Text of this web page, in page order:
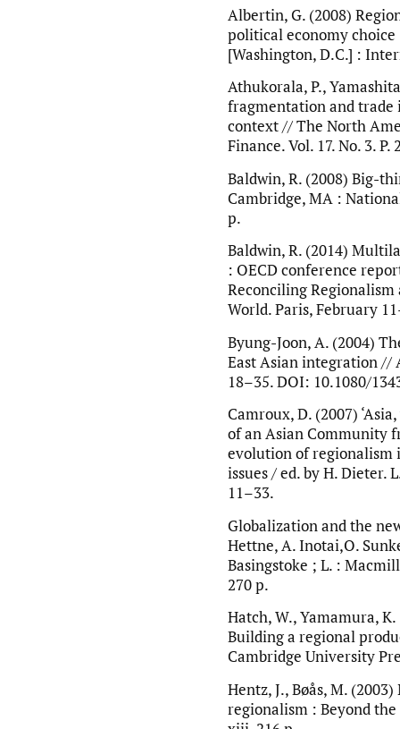
Albertin, G. (2008)
political economy choice
[Washington, D.C.] :
Athukorala, P.,
fragmentation and trade
context // The North
Finance. Vol. 17. No. 3. P.
Baldwin, R. (2008) Big-
Cambridge, MA :
p.
Baldwin, R. (2014)
: OECD conference
Reconciling
World. Paris, February
Byung-Joon, A. (2004)
East Asian integration //
18–35. DOI: 10.1080/
Camroux, D. (2007)
of an Asian Community
evolution of regionalism
issues / ed. by H. Dieter.
11–33.
Globalization and the
Hettne, A. Inotai,O.
Basingstoke ; L. :
270 p.
Hatch, W., Yamamura,
Building a regional
Cambridge University
Hentz, J., Bøås, M.
regionalism : Beyond